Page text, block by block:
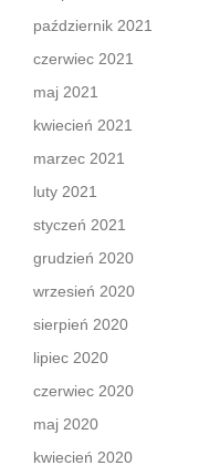
październik 2021
czerwiec 2021
maj 2021
kwiecień 2021
marzec 2021
luty 2021
styczeń 2021
grudzień 2020
wrzesień 2020
sierpień 2020
lipiec 2020
czerwiec 2020
maj 2020
kwiecień 2020